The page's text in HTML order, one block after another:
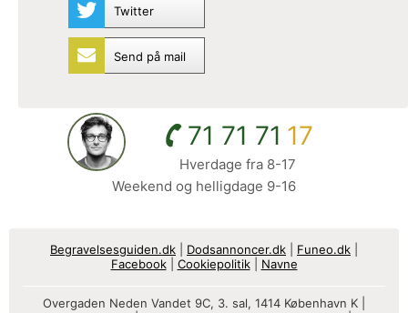
Twitter
Send på mail
71 71 71 17
Hverdage fra 8-17
Weekend og helligdage 9-16
Begravelsesguiden.dk Dodsannoncer.dk Funeo.dk
Facebook| Cookiepolitik| Navne
Overgaden Neden Vandet 9C, 3. sal, 1414 København K |